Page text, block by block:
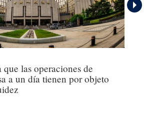
las operaciones de
a un día tienen por objeto